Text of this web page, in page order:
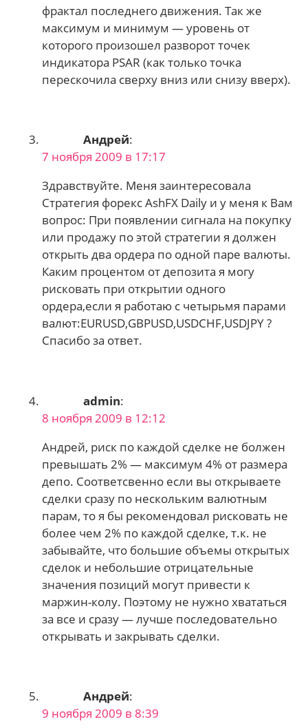
фрактал последнего движения. Так же
максимум и минимум — уровень от
которого произошел разворот точек
индикатора PSAR (как только точка
перескочила сверху вниз или снизу вверх).
Андрей:
7 ноября 2009 в 17:17
Здравствуйте. Меня заинтересовала
Стратегия форекс AshFX Daily и у меня к Вам
вопрос: При появлении сигнала на покупку
или продажу по этой стратегии я должен
открыть два ордера по одной паре валюты.
Каким процентом от депозита я могу
рисковать при открытии одного
ордера,если я работаю с четырьмя парами
валют:EURUSD,GBPUSD,USDCHF,USDJPY ?
Спасибо за ответ.
admin:
8 ноября 2009 в 12:12
Андрей, риск по каждой сделке не болжен
превышать 2% — максимум 4% от размера
депо. Соответсвенно если вы открываете
сделки сразу по нескольким валютным
парам, то я бы рекомендовал рисковать не
более чем 2% по каждой сделке, т.к. не
забывайте, что большие объемы открытых
сделок и небольшие отрицательные
значения позиций могут привести к
маржин-колу. Поэтому не нужно хвататься
за все и сразу — лучше последовательно
открывать и закрывать сделки.
Андрей:
9 ноября 2009 в 8:39